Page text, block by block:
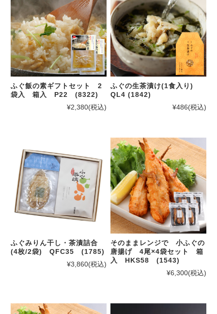
ふぐ飯の素ギフトセット 2
袋入 箱入 P22 (8322)
¥2,380(税込)
ふぐの生茶漬け(1食入り)
QL4 (1842)
¥486(税込)
ふぐみりん干し・茶漬詰合
(4枚/2袋) QFC35 (1785)
¥3,860(税込)
そのままレンジで 小ふぐの
唐揚げ 4尾×4袋セット 箱
入 HKS58 (1543)
¥6,300(税込)